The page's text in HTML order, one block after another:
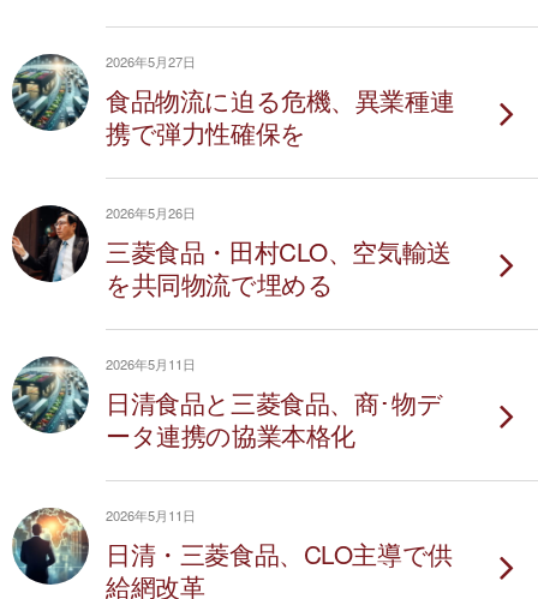
2026年5月27日
食品物流に迫る危機、異業種連
携で弾力性確保を
2026年5月26日
三菱食品・田村CLO、空気輸送
を共同物流で埋める
2026年5月11日
日清食品と三菱食品、商･物デ
ータ連携の協業本格化
2026年5月11日
日清・三菱食品、CLO主導で供
給網改革